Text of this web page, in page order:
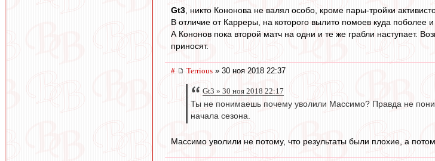
Gt3 , никто Кононова не валял особо, кроме пары-тройки
В отличие от Карреры, на которого вылито помоев куда поболее
А Кононов пока второй матч на одни и те же грабли наступает.
приносят.
# Terrious » 30 ноя 2018 22:37
Gt3 » 30 ноя 2018 22:17
Ты не понимаешь почему уволили Массимо? Правда не
начала сезона.
Массимо уволили не потому, что результаты были плохие, а